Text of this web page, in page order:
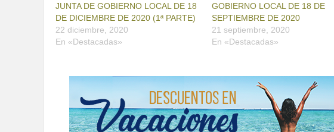
JUNTA DE GOBIERNO LOCAL DE 18
DE DICIEMBRE DE 2020 (1ª PARTE)
22 diciembre, 2020
En «Destacadas»
GOBIERNO LOCAL DE 18 DE
SEPTIEMBRE DE 2020
21 septiembre, 2020
En «Destacadas»